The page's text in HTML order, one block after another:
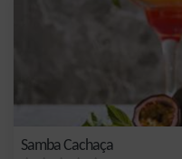
Samba Cachaça